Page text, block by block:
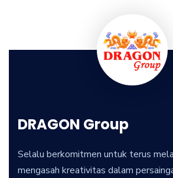
DRAGON Group
Selalu berkomitmen untuk terus
mengasah kreativitas dalam